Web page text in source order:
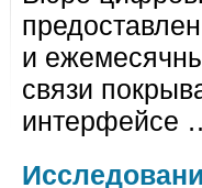
и
связи
интерфейсе